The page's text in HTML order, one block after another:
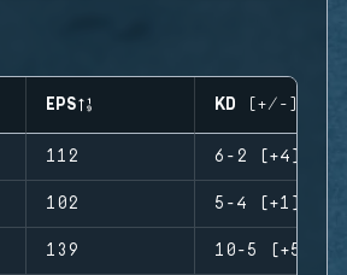
EPS KD (+/-)
112 6-2 (+4)
102 5-4 (+1)
139 10-5 (+5)